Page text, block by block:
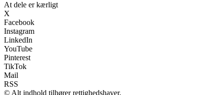
At dele er kærligt
X
Facebook
Instagram
LinkedIn
YouTube
Pinterest
TikTok
Mail
RSS
© Alt indhold tilhører rettighedshaver.